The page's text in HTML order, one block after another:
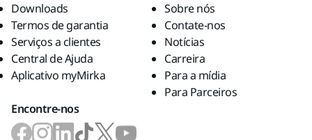
Downloads
Termos de garantia
Serviços a clientes
Central de Ajuda
Aplicativo myMirka
Sobre nós
Contate-nos
Notícias
Carreira
Para a mídia
Para Parceiros
Encontre-nos